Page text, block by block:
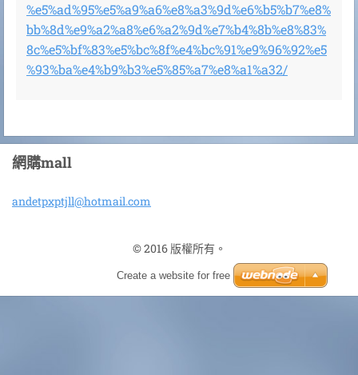
%e5%ad%95%e5%a9%a6%e8%a3%9d%e6%b5%b7%e8%
bb%8d%e9%a2%a8%e6%a2%9d%e7%b4%8b%e8%83%
8c%e5%bf%83%e5%bc%8f%e4%bc%91%e9%96%92%e5
%93%ba%e4%b9%b3%e5%85%a7%e8%a1%a32/
網購mall
andetpxptjll@hotmail.com
© 2016 版權所有。
Create a website for free